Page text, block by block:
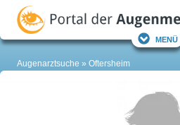
Menü
Augenarztsuche Oftersheim